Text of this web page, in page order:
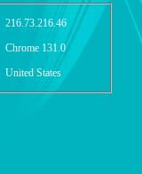
216.73.216.46
Chrome 131.0
United States